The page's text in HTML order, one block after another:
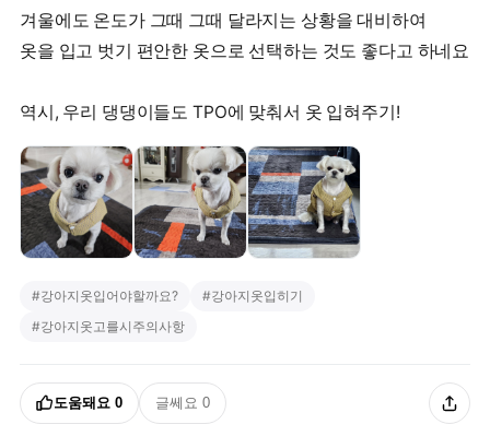
겨울에도 온도가 그때 그때 달라지는 상황을 대비하여
옷을 입고 벗기 편안한 옷으로 선택하는 것도 좋다고 하네요
역시, 우리 댕댕이들도 TPO에 맞춰서 옷 입혀주기!
#강아지옷입어야할까요? #강아지옷입히기
#강아지옷고를시주의사항
도움돼요 0 글쎄요 0